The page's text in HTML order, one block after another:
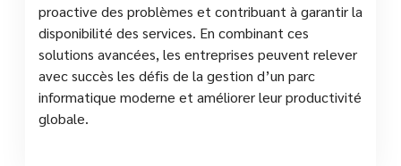
proactive des problèmes et contribuant à garantir la
disponibilité des services. En combinant ces
solutions avancées, les entreprises peuvent relever
avec succès les défis de la gestion d’un parc
informatique moderne et améliorer leur productivité
globale.